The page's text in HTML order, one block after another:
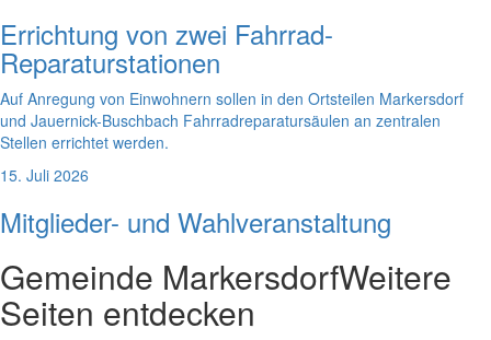
Errichtung von zwei Fahrrad-
Reparaturstationen
Auf Anregung von Einwohnern sollen in den Ortsteilen Markersdorf
und Jauernick-Buschbach Fahrradreparatursäulen an zentralen
Stellen errichtet werden.
15. Juli 2026
Mitglieder- und Wahlveranstaltung
Gemeinde MarkersdorfWeitere
Seiten entdecken